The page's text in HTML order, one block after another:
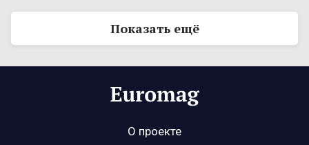
Показать ещё
О проекте